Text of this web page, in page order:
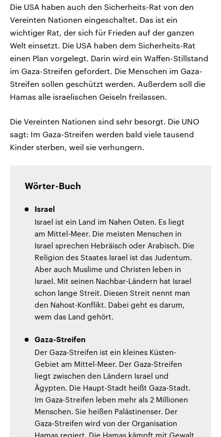
Die USA haben auch den Sicherheits-Rat von den
Vereinten Nationen eingeschaltet. Das ist ein
wichtiger Rat, der sich für Frieden auf der ganzen
Welt einsetzt. Die USA haben dem Sicherheits-Rat
einen Plan vorgelegt. Darin wird ein Waffen-Stillstand
im Gaza-Streifen gefordert. Die Menschen im Gaza-
Streifen sollen geschützt werden. Außerdem soll die
Hamas alle israelischen Geiseln freilassen.
Die Vereinten Nationen sind sehr besorgt. Die UNO
sagt: Im Gaza-Streifen werden bald viele tausend
Kinder sterben, weil sie verhungern.
Wörter-Buch
Israel
Israel ist ein Land im Nahen Osten. Es liegt
am Mittel-Meer. Die meisten Menschen in
Israel sprechen Hebräisch oder Arabisch. Die
Religion des Staates Israel ist das Judentum.
Aber auch Muslime und Christen leben in
Israel. Mit seinen Nachbar-Ländern hat Israel
schon lange Streit. Diesen Streit nennt man
den Nahost-Konflikt. Dabei geht es darum,
wem das Land gehört.
Gaza-Streifen
Der Gaza-Streifen ist ein kleines Küsten-
Gebiet am Mittel-Meer. Der Gaza-Streifen
liegt zwischen den Ländern Israel und
Ägypten. Die Haupt-Stadt heißt Gaza-Stadt.
Im Gaza-Streifen leben mehr als 2 Millionen
Menschen. Sie heißen Palästinenser. Der
Gaza-Streifen wird von der Organisation
Hamas regiert. Die Hamas kämpft mit Gewalt